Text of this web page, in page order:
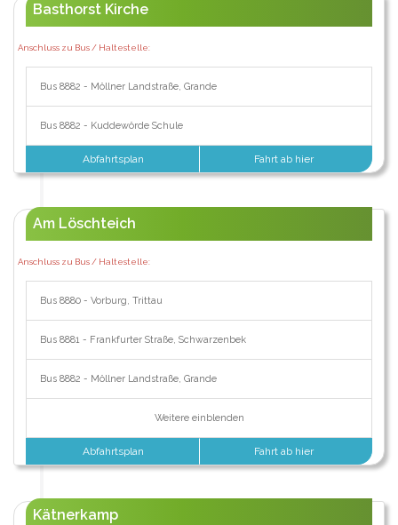
Basthorst Kirche
Anschluss zu Bus / Haltestelle:
Bus 8882 - Möllner Landstraße, Grande
Bus 8882 - Kuddewörde Schule
Abfahrtsplan Fahrt ab hier
Am Löschteich
Anschluss zu Bus / Haltestelle:
Bus 8880 - Vorburg, Trittau
Bus 8881 - Frankfurter Straße, Schwarzenbek
Bus 8882 - Möllner Landstraße, Grande
Weitere einblenden
Abfahrtsplan Fahrt ab hier
Kätnerkamp